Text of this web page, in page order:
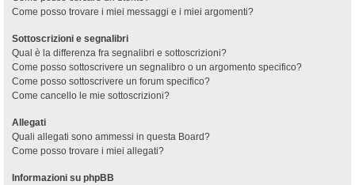
Come posso trovare i miei messaggi e i miei argomenti?
Sottoscrizioni e segnalibri
Qual è la differenza fra segnalibri e sottoscrizioni?
Come posso sottoscrivere un segnalibro o un argomento specifico?
Come posso sottoscrivere un forum specifico?
Come cancello le mie sottoscrizioni?
Allegati
Quali allegati sono ammessi in questa Board?
Come posso trovare i miei allegati?
Informazioni su phpBB